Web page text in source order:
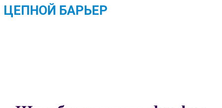
ЦЕПНОЙ БАРЬЕР